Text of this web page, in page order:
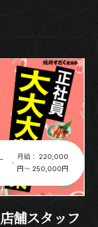
月給： 220,000
円〜 250,000円
舗スタッフ